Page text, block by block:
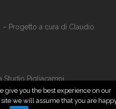
– Progetto a cura di Claudio
Studio Pigliacampi
give you the best experience on our
we will assume that you are